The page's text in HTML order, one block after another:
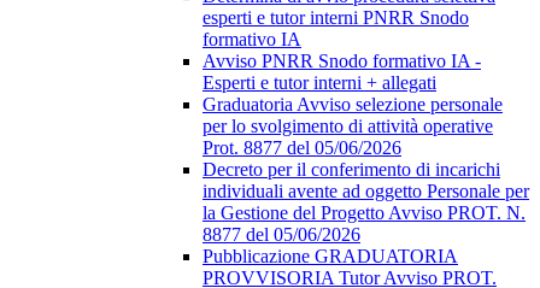
esperti e tutor interni PNRR Snodo
formativo IA
Avviso PNRR Snodo formativo IA -
Esperti e tutor interni + allegati
Graduatoria Avviso selezione personale
per lo svolgimento di attività operative
Prot. 8877 del 05/06/2026
Decreto per il conferimento di incarichi
individuali avente ad oggetto Personale per
la Gestione del Progetto Avviso PROT. N.
8877 del 05/06/2026
Pubblicazione GRADUATORIA
PROVVISORIA Tutor Avviso PROT.